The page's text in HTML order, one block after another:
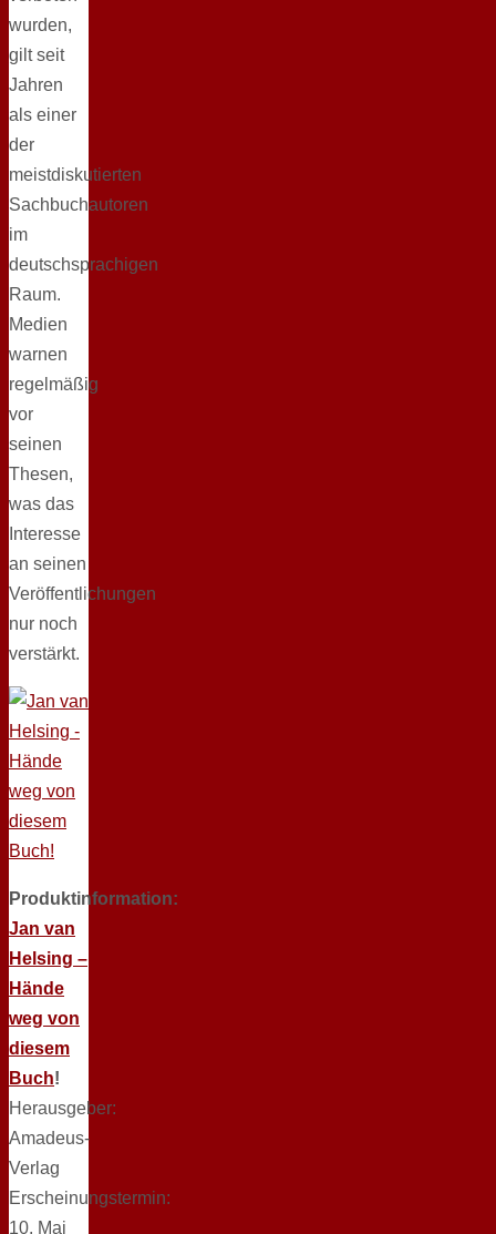
wurden,
gilt seit
Jahren
als einer
der
meistdiskutierten
Sachbuchautoren
im
deutschsprachigen
Raum.
Medien
warnen
regelmäßig
vor
seinen
Thesen,
was das
Interesse
an seinen
Veröffentlichungen
nur noch
verstärkt.
Produktinformation:
Jan van
Helsing –
Hände
weg von
diesem
Buch!
Herausgeber:
Amadeus-
Verlag
Erscheinungstermin:
10. Mai